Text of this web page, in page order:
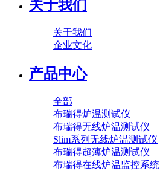
关于我们
关于我们
企业文化
产品中心
全部
布瑞得炉温测试仪
布瑞得无线炉温测试仪
Slim系列无线炉温测试仪
布瑞得超薄炉温测试仪
布瑞得在线炉温监控系统